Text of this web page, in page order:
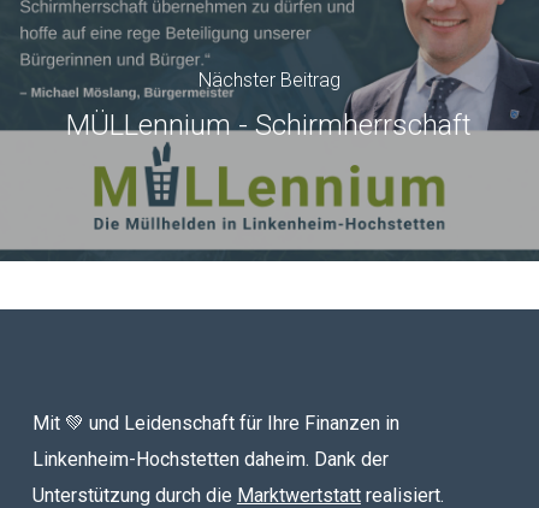
Nächster Beitrag
MÜLLennium - Schirmherrschaft
Mit 💚 und Leidenschaft für Ihre Finanzen in
Linkenheim-Hochstetten daheim. Dank der
Unterstützung durch die Marktwertstattrealisiert.